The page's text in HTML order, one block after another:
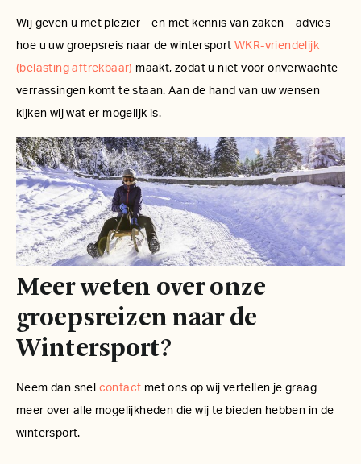
Wij geven u met plezier – en met kennis van zaken – advies
hoe u uw groepsreis naar de wintersport WKR-vriendelijk
(belasting aftrekbaar) maakt, zodat u niet voor onverwachte
verrassingen komt te staan. Aan de hand van uw wensen
kijken wij wat er mogelijk is.
Meer weten over onze
groepsreizen naar de
Wintersport?
Neem dan snel contact met ons op wij vertellen je graag
meer over alle mogelijkheden die wij te bieden hebben in de
wintersport.